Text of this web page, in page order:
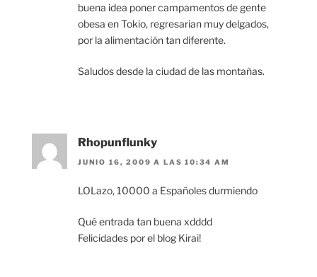
buena idea poner campamentos de gente
obesa en Tokio, regresarian muy delgados,
por la alimentación tan diferente.
Saludos desde la ciudad de las montañas.
Rhopunflunky
JUNIO 16, 2009 A LAS 10:34 AM
LOLazo, 10000 a Españoles durmiendo
Qué entrada tan buena xdddd
Felicidades por el blog Kirai!